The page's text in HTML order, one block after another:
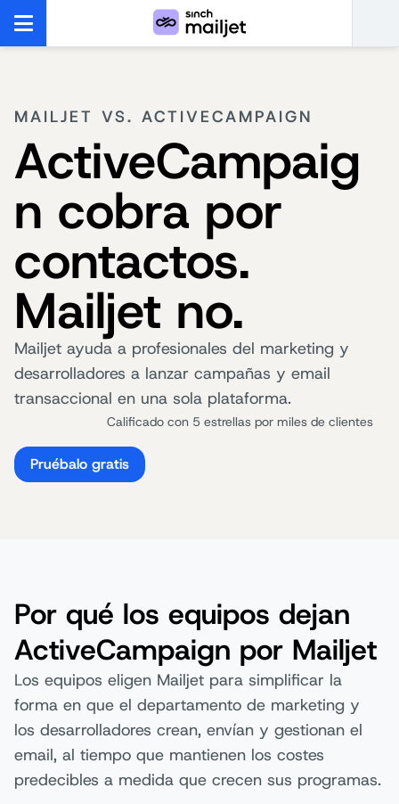
MAILJET VS. ACTIVECAMPAIGN
ActiveCampaig
n cobra por
contactos.
Mailjet no.
Mailjet ayuda a profesionales del marketing y
desarrolladores a lanzar campañas y email
transaccional en una sola plataforma.
Calificado con 5 estrellas por miles de clientes
Pruébalo gratis
Por qué los equipos dejan
ActiveCampaign por Mailjet
Los equipos eligen Mailjet para simplificar la
forma en que el departamento de marketing y
los desarrolladores crean, envían y gestionan el
email, al tiempo que mantienen los costes
predecibles a medida que crecen sus programas.